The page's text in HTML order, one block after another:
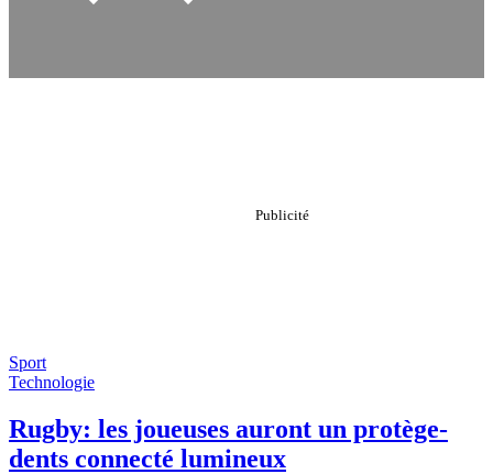
Sport
Technologie
Rugby: les joueuses auront un protège-
dents connecté lumineux